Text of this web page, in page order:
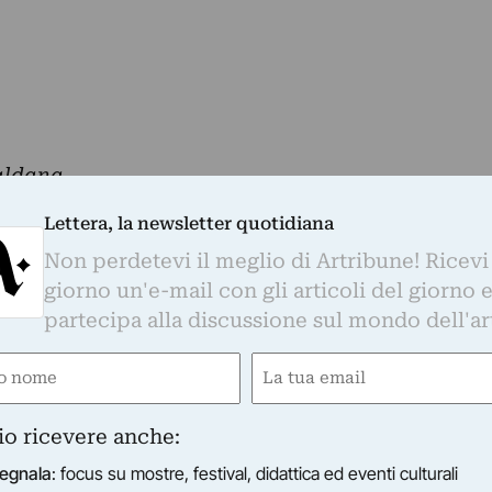
È sufficiente cliccare qui per
sempre aggiornati
di Artribune! Ricevi ogni giorno un'e-mail con
alla discussione sul mondo dell'arte.
Lettera, la newsletter quotidiana
Non perdetevi il meglio di Artribune! Ricevi
giorno un'e-mail con gli articoli del giorno e
partecipa alla discussione sul mondo
Email
ricevere anche:
: focus su mostre, festival, didattica ed eventi culturali